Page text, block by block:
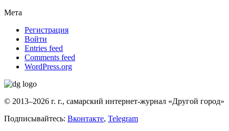
Мета
Регистрация
Войти
Entries feed
Comments feed
WordPress.org
© 2013–2026 г. г., самарский интернет-журнал «Другой город»
Подписывайтесь: Вконтакте, Telegram